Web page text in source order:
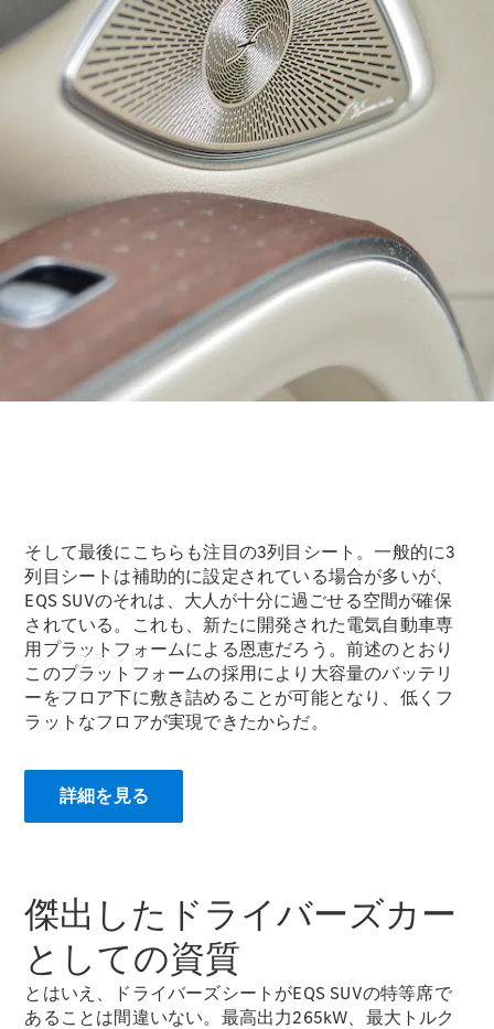
故障や事故
の際のサポ
ート
保険
Mercedes-
Mercedes-
Benz アプリ
各種リクエ
スト/お問
い合わせ
取扱説明書
ブランド
そして最後にこちらも注目の3列目シート。一般的に3
列目シートは補助的に設定されている場合が多いが、
EQS SUVのそれは、大人が十分に過ごせる空間が確保
されている。これも、新たに開発された電気自動車専
用プラットフォームによる恩恵だろう。前述のとおり
このプラットフォームの採用により大容量のバッテリ
ーをフロア下に敷き詰めることが可能となり、低くフ
ラットなフロアが実現できたからだ。
詳細を見る
傑出したドライバーズカー
としての資質
とはいえ、ドライバーズシートがEQS SUVの特等席で
あることは間違いない。最高出力265kW、最大トルク